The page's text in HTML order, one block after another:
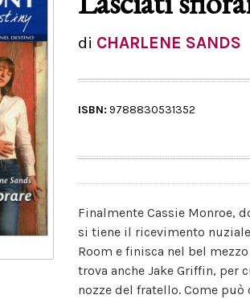
di CHARLENE SANDS
ISBN: 9788830531352
Finalmente Cassie Monroe,
si tiene il ricevimento
Room e finisca nel bel
trova anche Jake Griffin, per
nozze del fratello. Come